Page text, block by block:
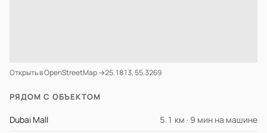
Открыть в OpenStreetMap →25.1813, 55.3269
РЯДОМ С ОБЪЕКТОМ
Dubai Mall 5.1 км · 9 мин на машине